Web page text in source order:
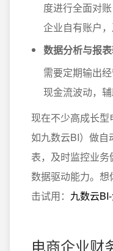
度进行全面对
企业自有账户
数据分析与报
需要定期输出
现金流波动，辅
现在不少高成长
如九数云BI）做自
表，及时监控业
数据驱动能力。
击试用： 九数云
电商企业财